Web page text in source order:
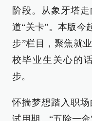
阶段。从象牙塔
道“关卡”。本版今
步”栏目，聚焦就
校毕业生关心的
步。
怀揣梦想踏入职场
试用期、“五险一